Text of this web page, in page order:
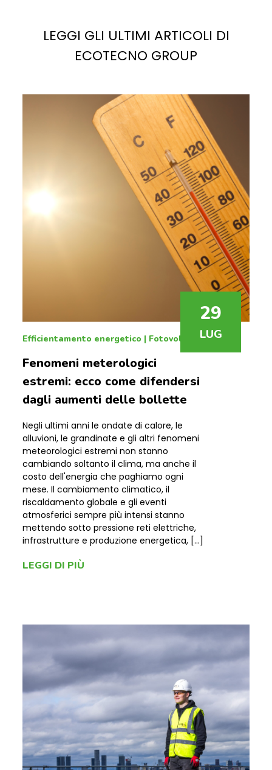
potenziale sul pianeta. Se sfruttata correttamente,
potrebbe facilmente soddisfare, e superare, la
domanda di elettricità attuale e futura.
LEGGI GLI ULTIMI ARTICOLI DI
ECOTECNO GROUP
29
LUG
Efficientamento energetico | Fotovoltaico
Fenomeni meterologici
estremi: ecco come difendersi
dagli aumenti delle bollette
Negli ultimi anni le ondate di calore, le
alluvioni, le grandinate e gli altri fenomeni
meteorologici estremi non stanno
cambiando soltanto il clima, ma anche il
costo dell'energia che paghiamo ogni
mese. Il cambiamento climatico, il
riscaldamento globale e gli eventi
atmosferici sempre più intensi stanno
mettendo sotto pressione reti elettriche,
infrastrutture e produzione energetica, […]
LEGGI DI PIÙ